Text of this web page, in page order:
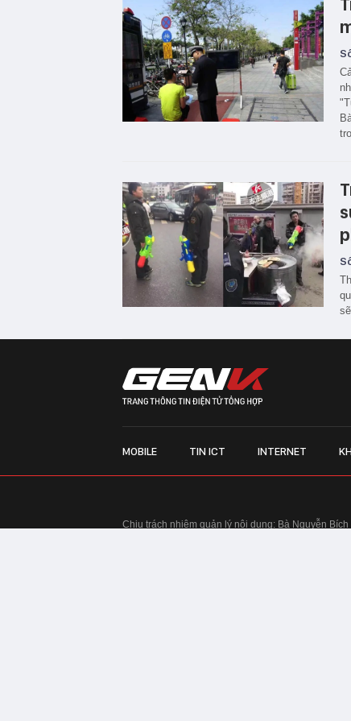
MOBILE TIN ICT INTERNET
Chịu trách nhiệm quản lý nội dung: Bà Nguyễn Bích